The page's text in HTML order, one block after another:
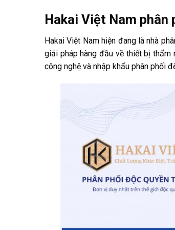
Hakai Việt Nam phân
Hakai Việt Nam hiện đang là nhà
giải pháp hàng đầu về thiết bị thẩm
công nghệ và nhập khẩu phân phối